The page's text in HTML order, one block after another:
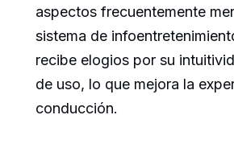
aspectos frecuentemente
sistema de
recibe elogios por su
de uso, lo que mejora la
conducción.